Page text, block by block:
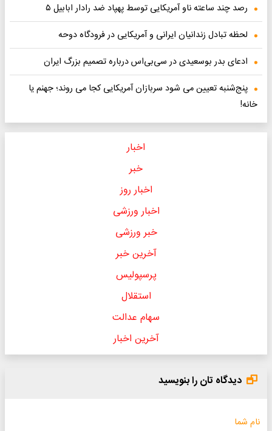
رصد چند ساعته ناو آمریکایی توسط پهپاد ضد رادار ابابیل ۵
لحظه تبادل زندانیان ایرانی و آمریکایی در فرودگاه دوحه
ادعای بدر بوسعیدی در سی‌بی‌اس درباره تصمیم بزرگ ایران
پنج‌شنبه تعیین می شود سربازان آمریکایی کجا می روند؛ جهنم یا
خانه!
اخبار
خبر
اخبار روز
اخبار ورزشی
خبر ورزشی
آخرین خبر
پرسپولیس
استقلال
سهام عدالت
آخرین اخبار
دیدگاه تان را بنویسید
نام شما